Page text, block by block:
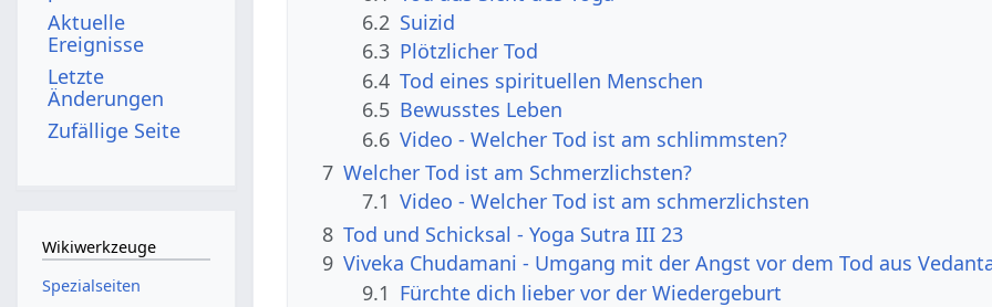
6.2 Suizid
6.3 Plötzlicher Tod
6.4 Tod eines spirituellen Menschen
6.5 Bewusstes Leben
6.6 Video - Welcher Tod ist am schlimmsten?
7 Welcher Tod ist am Schmerzlichsten?
7.1 Video - Welcher Tod ist am schmerzlichsten
8 Tod und Schicksal - Yoga Sutra III 23
9 Viveka Chudamani - Umgang mit der Angst vor dem Tod aus
9.1 Fürchte dich lieber vor der Wiedergeburt
Aktuelle
Ereignisse
Letzte
Änderungen
Zufällige Seite
Wikiwerkzeuge
Spezialseiten